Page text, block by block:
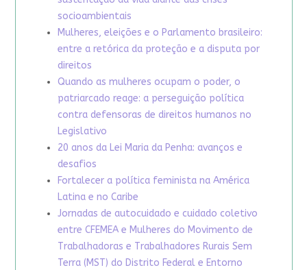
socioambientais
Mulheres, eleições e o Parlamento brasileiro:
entre a retórica da proteção e a disputa por
direitos
Quando as mulheres ocupam o poder, o
patriarcado reage: a perseguição política
contra defensoras de direitos humanos no
Legislativo
20 anos da Lei Maria da Penha: avanços e
desafios
Fortalecer a política feminista na América
Latina e no Caribe
Jornadas de autocuidado e cuidado coletivo
entre CFEMEA e Mulheres do Movimento de
Trabalhadoras e Trabalhadores Rurais Sem
Terra (MST) do Distrito Federal e Entorno